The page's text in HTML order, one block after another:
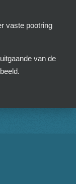
vaste pootring
van de